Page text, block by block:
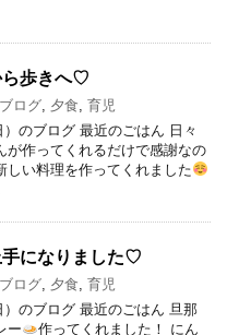
ら歩きへ♡
ブログ 夕食 育児
のブログ 最近のごはん 日々
が作ってくれるだけで感謝なの
しい料理を作ってくれました
手になりました♡
ブログ 夕食 育児
）のブログ 最近のごはん 旦那
ー
作ってくれました！ にん